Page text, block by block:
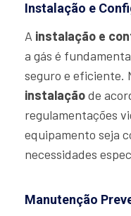
Instalação e
A instalação e
a gás é
seguro e eficiente.
instalaçãode
regulamentações
equipamento seja
necessidades
Manutenção